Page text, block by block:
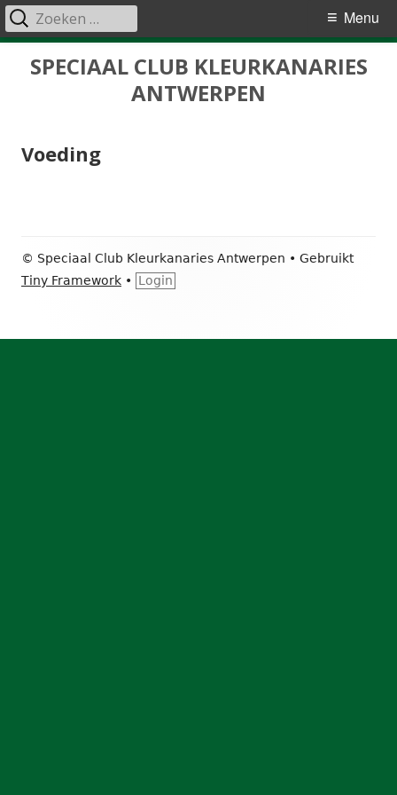
SPECIAAL CLUB KLEURKANARIES
ANTWERPEN
Primair
menu
Menu
Zoeken
naar:
Voeding
Footer
inhoud
© Speciaal Club Kleurkanaries Antwerpen • Gebruikt
Tiny Framework • Login